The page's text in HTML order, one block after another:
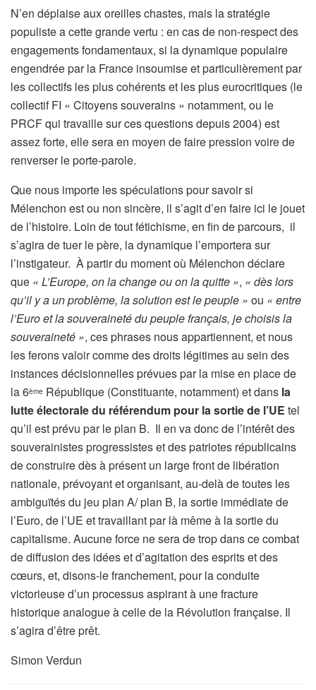
N’en déplaise aux oreilles chastes, mais la stratégie
populiste a cette grande vertu : en cas de non-respect des
engagements fondamentaux, si la dynamique populaire
engendrée par la France insoumise et particulièrement par
les collectifs les plus cohérents et les plus eurocritiques (le
collectif FI « Citoyens souverains » notamment, ou le
PRCF qui travaille sur ces questions depuis 2004) est
assez forte, elle sera en moyen de faire pression voire de
renverser le porte-parole.
Que nous importe les spéculations pour savoir si
Mélenchon est ou non sincère, il s’agit d’en faire ici le jouet
de l’histoire. Loin de tout fétichisme, en fin de parcours, il
s’agira de tuer le père, la dynamique l’emportera sur
l’instigateur. À partir du moment où Mélenchon déclare
que « L’Europe, on la change ou on la quitte », « dès lors
qu’il y a un problème, la solution est le peuple » ou « entre
l’Euro et la souveraineté du peuple français, je choisis la
souveraineté », ces phrases nous appartiennent, et nous
les ferons valoir comme des droits légitimes au sein des
instances décisionnelles prévues par la mise en place de
la 6ème République (Constituante, notamment) et dans la
lutte électorale du référendum pour la sortie de l’UE tel
qu’il est prévu par le plan B. Il en va donc de l’intérêt des
souverainistes progressistes et des patriotes républicains
de construire dès à présent un large front de libération
nationale, prévoyant et organisant, au-delà de toutes les
ambiguïtés du jeu plan A/ plan B, la sortie immédiate de
l’Euro, de l’UE et travaillant par là même à la sortie du
capitalisme. Aucune force ne sera de trop dans ce combat
de diffusion des idées et d’agitation des esprits et des
cœurs, et, disons-le franchement, pour la conduite
victorieuse d’un processus aspirant à une fracture
historique analogue à celle de la Révolution française. Il
s’agira d’être prêt.
Simon Verdun